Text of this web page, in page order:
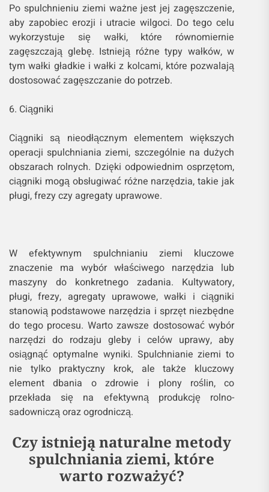
Po spulchnieniu ziemi ważne jest jej zagęszczenie,
aby zapobiec erozji i utracie wilgoci. Do tego celu
wykorzystuje się wałki, które równomiernie
zagęszczają glebę. Istnieją różne typy wałków, w
tym wałki gładkie i wałki z kolcami, które pozwalają
dostosować zagęszczanie do potrzeb.
6. Ciągniki
Ciągniki są nieodłącznym elementem większych
operacji spulchniania ziemi, szczególnie na dużych
obszarach rolnych. Dzięki odpowiednim osprzętom,
ciągniki mogą obsługiwać różne narzędzia, takie jak
pługi, frezy czy agregaty uprawowe.
W efektywnym spulchnianiu ziemi kluczowe
znaczenie ma wybór właściwego narzędzia lub
maszyny do konkretnego zadania. Kultywatory,
pługi, frezy, agregaty uprawowe, wałki i ciągniki
stanowią podstawowe narzędzia i sprzęt niezbędne
do tego procesu. Warto zawsze dostosować wybór
narzędzi do rodzaju gleby i celów uprawy, aby
osiągnąć optymalne wyniki. Spulchnianie ziemi to
nie tylko praktyczny krok, ale także kluczowy
element dbania o zdrowie i plony roślin, co
przekłada się na efektywną produkcję rolno-
sadowniczą oraz ogrodniczą.
Czy istnieją naturalne metody
spulchniania ziemi, które
warto rozważyć?